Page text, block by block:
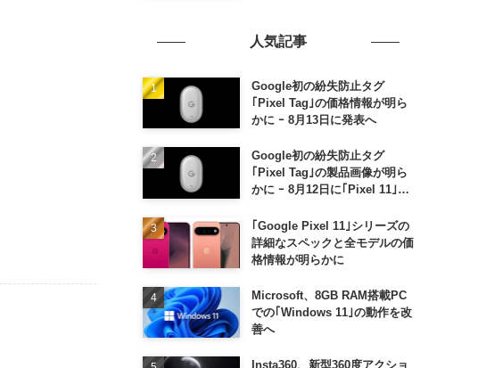
人気記事
Google初の紛失防止タグ
｢Pixel Tag｣の価格情報が明ら
かに ｰ 8月13日に発表へ
Google初の紛失防止タグ
｢Pixel Tag｣の製品画像が明ら
かに ｰ 8月12日に｢Pixel 11｣な
｢Google Pixel 11｣シリーズの
詳細なスペックと全モデルの価
格情報が明らかに
Microsoft、8GB RAM搭載PC
での｢Windows 11｣の動作を改
善へ
Insta360、新型360度アクショ